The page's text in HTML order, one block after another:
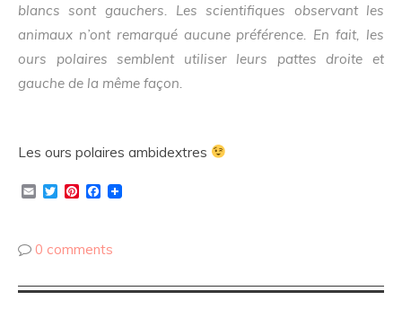
blancs sont gauchers. Les scientifiques observant les
animaux n’ont remarqué aucune préférence. En fait, les
ours polaires semblent utiliser leurs pattes droite et
gauche de la même façon.
Les ours polaires ambidextres
EmailTwitterPinterestFacebook
0 comments